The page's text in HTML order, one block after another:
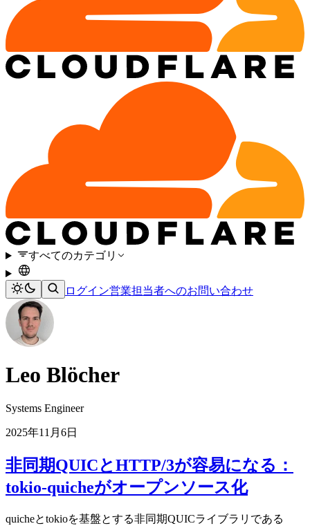
すべてのカテゴリ
ログイン営業担当者へのお問い合わせ
Leo Blöcher
Systems Engineer
2025年11月6日
非同期QUICとHTTP/3が容易になる：
tokio-quicheがオープンソース化
quicheとtokioを基盤とする非同期QUICライブラリである